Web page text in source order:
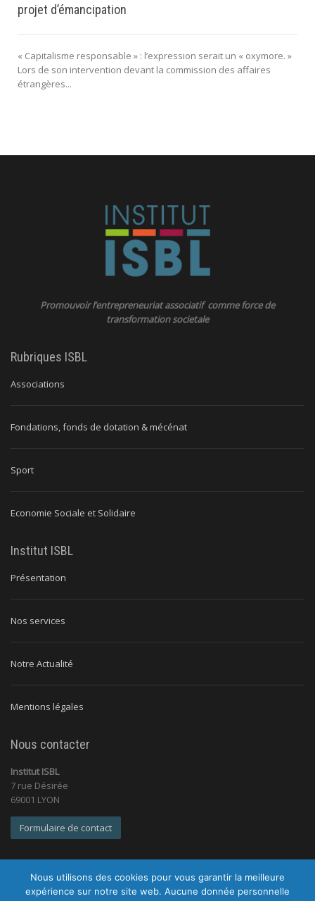
projet d’émancipation
« Capitalisme responsable » : l’expression serait un « oxymore. »
Lors de son intervention devant la commission des affaires
étrangères...
Promouvoir l’entrepreneuriat associatif comme force de
transformation societale
Rubriques ISBL
Associations
Fondations, fonds de dotation & mécénat
Sport
Economie Sociale et Solidaire
Institut ISBL
Présentation
Nos services
Notre Actualité
Mentions légales
Nous contacter
Institut ISBL
7 rue Désirée
69001 LYON
Formulaire de contact
Nous utilisons des cookies pour vous garantir la meilleure
expérience sur notre site web. Aucune donnée personnelle